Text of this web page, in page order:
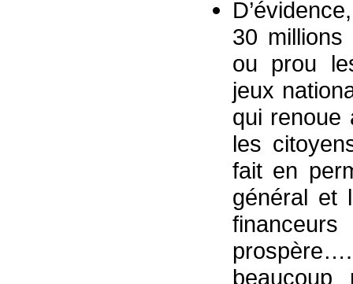
30
ou prou
jeux
qui renoue
les
fait en
général et